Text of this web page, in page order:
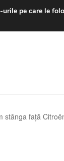
- 4 p.m.
stânga față
pe care le